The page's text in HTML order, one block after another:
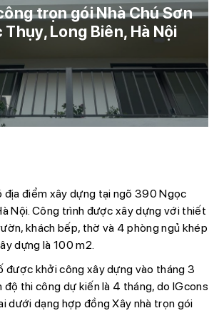
trọn gói Nhà Chú Sơn
Long Biên, Hà Nội
địa điểm xây dựng tại ngõ 390 Ngọc
Nội. Công trình được xây dựng với thiết
khách bếp, thờ và 4 phòng ngủ khép
dựng là 100 m2.
được khởi công xây dựng vào tháng 3
thi công dự kiến là 4 tháng, do IGcons
dưới dạng hợp đồng Xây nhà trọn gói